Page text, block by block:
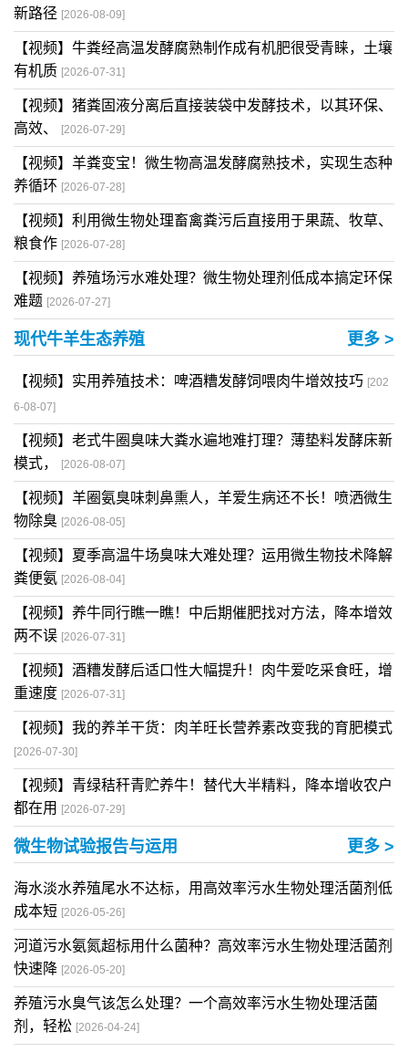
新路径 [2026-08-09]
【视频】牛粪经高温发酵腐熟制作成有机肥很受青睐，土壤
有机质 [2026-07-31]
【视频】猪粪固液分离后直接装袋中发酵技术，以其环保、
高效、
[2026-07-29]
【视频】羊粪变宝！微生物高温发酵腐熟技术，实现生态种
养循环 [2026-07-28]
【视频】利用微生物处理畜禽粪污后直接用于果蔬、牧草、
粮食作 [2026-07-28]
【视频】养殖场污水难处理？微生物处理剂低成本搞定环保
难题 [2026-07-27]
现代牛羊生态养殖 更多 >
【视频】实用养殖技术：啤酒糟发酵饲喂肉牛增效技巧 [202
6-08-07]
【视频】老式牛圈臭味大粪水遍地难打理？薄垫料发酵床新
模式，
[2026-08-07]
【视频】羊圈氨臭味刺鼻熏人，羊爱生病还不长！喷洒微生
物除臭 [2026-08-05]
【视频】夏季高温牛场臭味大难处理？运用微生物技术降解
粪便氨 [2026-08-04]
【视频】养牛同行瞧一瞧！中后期催肥找对方法，降本增效
两不误 [2026-07-31]
【视频】酒糟发酵后适口性大幅提升！肉牛爱吃采食旺，增
重速度 [2026-07-31]
【视频】我的养羊干货：肉羊旺长营养素改变我的育肥模式
[2026-07-30]
【视频】青绿秸秆青贮养牛！替代大半精料，降本增收农户
都在用
[2026-07-29]
微生物试验报告与运用 更多 >
海水淡水养殖尾水不达标，用高效率污水生物处理活菌剂低
成本短 [2026-05-26]
河道污水氨氮超标用什么菌种？高效率污水生物处理活菌剂
快速降 [2026-05-20]
养殖污水臭气该怎么处理？一个高效率污水生物处理活菌
剂，轻松 [2026-04-24]